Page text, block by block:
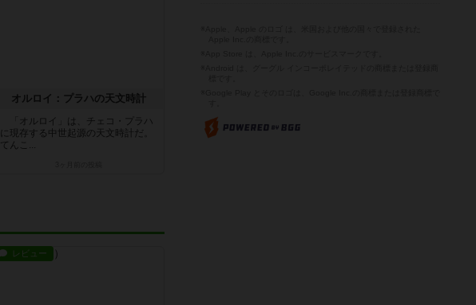
オルロイ：プラハの天文時計
「オルロイ」は、チェコ・プラハ
に現存する中世起源の天文時計だ。
てんこ...
レビュー